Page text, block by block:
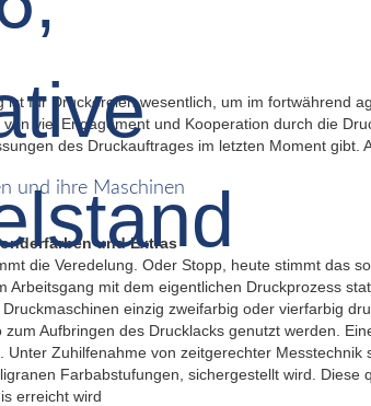
ist für Druckereien wesentlich, um im fortwährend
viel Engagement und Kooperation durch die
des Druckauftrages im letzten Moment
und ihre Maschinen
und Extras
die Veredelung. Oder Stopp, heute stimmt das
Arbeitsgang mit dem eigentlichen Druckprozess
einzig zweifarbig oder vierfarbig
Aufbringen des Drucklacks genutzt werden.
Unter Zuhilfenahme von zeitgerechter
Farbabstufungen, sichergestellt wird.
erreicht wird